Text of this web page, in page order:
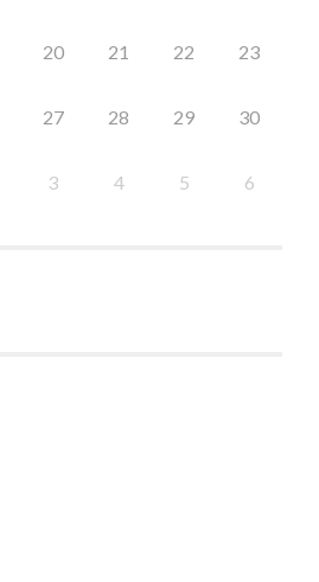
20 21 22 23
27 28 29 30
3 4 5 6